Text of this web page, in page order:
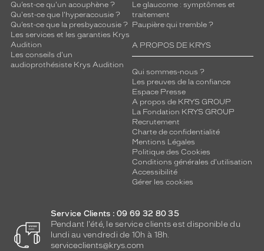
Qu’est-ce qu'un acouphène ?
Qu'est-ce que l'hyperacousie ?
Qu’est-ce que la presbyacousie ?
Les services et les garanties Krys
Audition
Les conseils d'un
audioprothésiste Krys Audition
Le glaucome : symptômes et
traitement
Paupière qui tremble ?
A PROPOS DE KRYS
Qui sommes-nous ?
Les preuves de la confiance
Espace Presse
A propos de KRYS GROUP
La Fondation KRYS GROUP
Recrutement
Charte de confidentialité
Mentions Légales
Politique des Cookies
Conditions générales d'utilisation
Accessibilité
Gérer les cookies
Service Clients : 09 69 32 80 35
Pendant l'été, le service clients est disponible du
lundi au vendredi de 10h à 18h.
serviceclients@krys.com